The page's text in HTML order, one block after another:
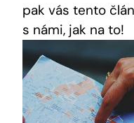
pak vás tento
s námi, jak na to!